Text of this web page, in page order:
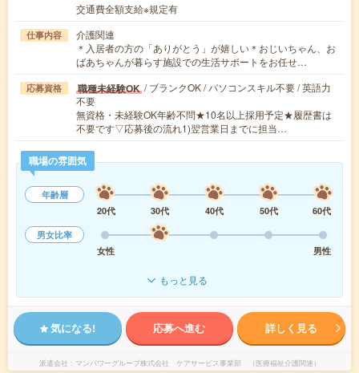
交通費全額支給※規定有
仕事内容
介護関連
＊入居者の方の「ありがとう」が嬉しい＊おじいちゃん、お
ばあちゃんが暮らす施設での生活サポートをお任せ…
応募資格 職種未経験OK / ブランクOK / パソコンスキル不要 / 英語力
不要
無資格・未経験OK年齢不問★10名以上採用予定★履歴書は
不要です▽応募後の流れ1)翌営業日までに担当…
職場の雰囲気
年齢層
20代
30代 40代 50代
60代
男女比率
女性
男性
もっと見る
気になる! 応募へ進む 詳しく見る
派遣会社 マンパワーグループ株式会社 ケアサービス事業部 （医療福祉介護関連）